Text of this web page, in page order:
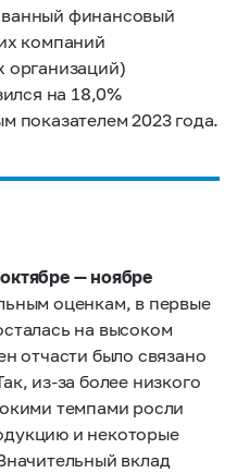
финансовый
компаний
организаций)
на 18,0%
показателем 2023 года.
— ноябре
оценкам, в первые
на высоком
отчасти было связано
из‑за более низкого
темпами росли
и некоторые
вклад